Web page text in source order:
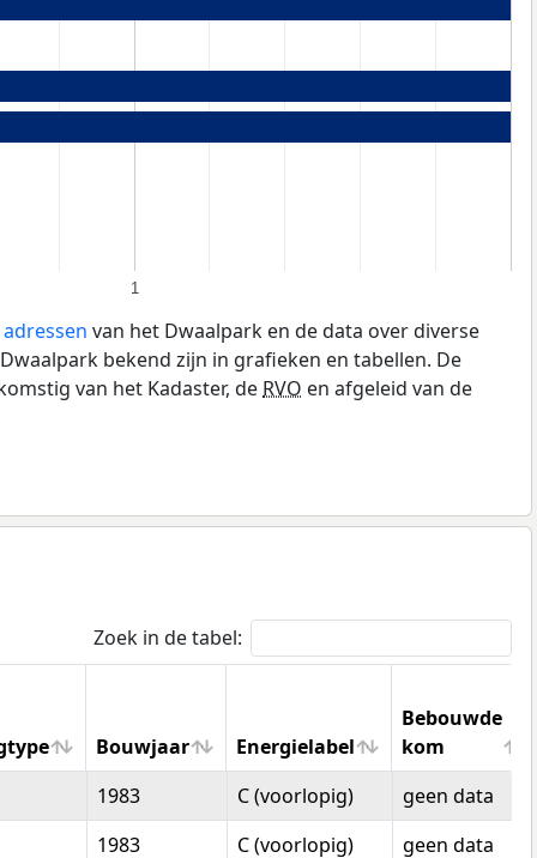
1
van het Dwaalpark en de data over diverse
bekend zijn in grafieken en tabellen. De
van het Kadaster, de RVO en afgeleid van de
Zoek in de tabel:
Bouwjaar Energielabel
Bebouwde
kom
Bouwjaar Energielabel
Bebouwde
kom
1983 C (voorlopig)
geen data
1983 C (voorlopig) geen data